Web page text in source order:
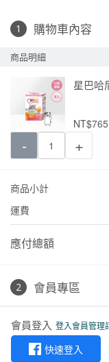
購物車內容
商品明細
星巴哈
NT$765
- +
商品小計
運費
應付總額
會員專區
會員登入 登入會員管理
快速登入